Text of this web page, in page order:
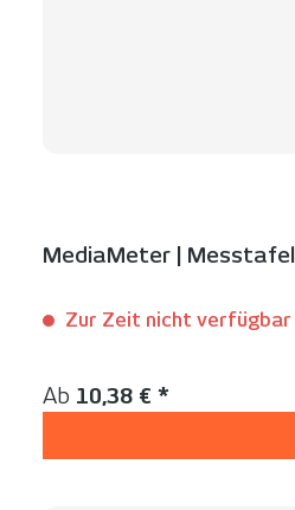
MediaMeter |
Zur Zeit nicht verfügbar
Regulärer Preis:
Ab 10,38 € *